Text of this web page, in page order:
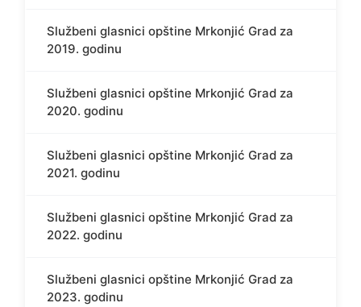
Službeni glasnici opštine Mrkonjić Grad za
2019. godinu
Službeni glasnici opštine Mrkonjić Grad za
2020. godinu
Službeni glasnici opštine Mrkonjić Grad za
2021. godinu
Službeni glasnici opštine Mrkonjić Grad za
2022. godinu
Službeni glasnici opštine Mrkonjić Grad za
2023. godinu